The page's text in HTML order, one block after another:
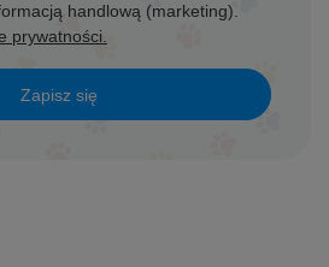
handlową (marketing).
prywatności.
Zapisz się